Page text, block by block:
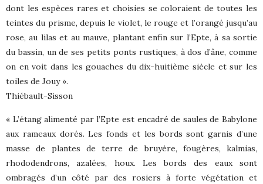
dont les espèces rares et choisies se coloraient de toutes les
teintes du prisme, depuis le violet, le rouge et l’orangé jusqu’au
rose, au lilas et au mauve, plantant enfin sur l’Epte, à sa sortie
du bassin, un de ses petits ponts rustiques, à dos d’âne, comme
on en voit dans les gouaches du dix-huitième siècle et sur les
toiles de Jouy ».
Thiébault-Sisson
« L’étang alimenté par l’Epte est encadré de saules de Babylone
aux rameaux dorés. Les fonds et les bords sont garnis d’une
masse de plantes de terre de bruyère, fougères, kalmias,
rhododendrons, azalées, houx. Les bords des eaux sont
ombragés d’un côté par des rosiers à forte végétation et